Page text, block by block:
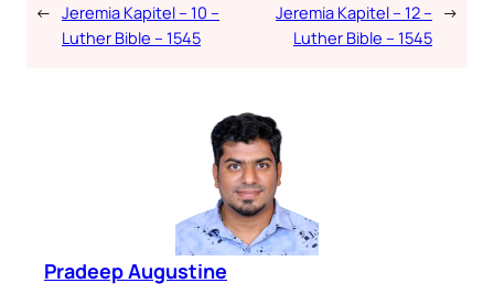
← Jeremia Kapitel – 10 –
Luther Bible – 1545
Jeremia Kapitel – 12 –
Luther Bible – 1545
→
Pradeep Augustine